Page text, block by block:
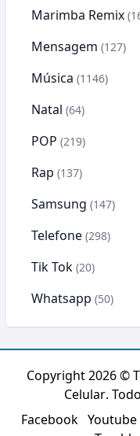
Marimba Remix
Mensagem (127)
Música (1146)
Natal (64)
POP (219)
Rap (137)
Samsung (147)
Telefone (298)
Tik Tok (20)
Whatsapp (50)
Copyright 2026 ©
Celular.
Facebook Youtube